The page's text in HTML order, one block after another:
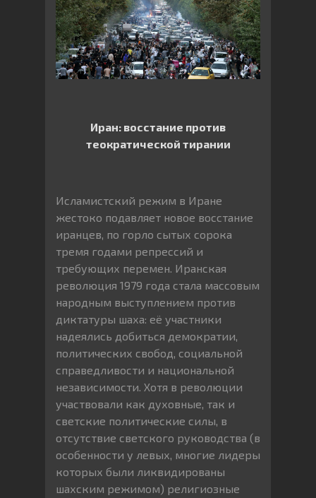
Иран: восстание против
теократической тирании
Исламистский режим в Иране
жестоко подавляет новое восстание
иранцев, по горло сытых сорока
тремя годами репрессий и
требующих перемен. Иранская
революция 1979 года стала массовым
народным выступлением против
диктатуры шаха: её участники
надеялись добиться демократии,
политических свобод, социальной
справедливости и национальной
независимости. Хотя в революции
участвовали как духовные, так и
светские политические силы, в
отсутствие светского руководства (в
особенности у левых, многие лидеры
которых были ликвидированы
шахским режимом) религиозные